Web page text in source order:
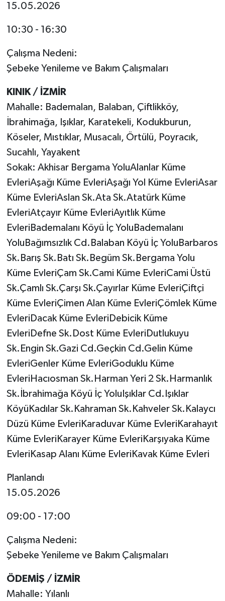
15.05.2026
10:30 - 16:30
Çalışma Nedeni:
Şebeke Yenileme ve Bakım Çalışmaları
KINIK / İZMİR
Mahalle: Bademalan, Balaban, Çiftlikköy,
İbrahimağa, Işıklar, Karatekeli, Kodukburun,
Köseler, Mıstıklar, Musacalı, Örtülü, Poyracık,
Sucahlı, Yayakent
Sokak: Akhisar Bergama YoluAlanlar Küme
EvleriAşağı Küme EvleriAşağı Yol Küme EvleriAsar
Küme EvleriAslan Sk.Ata Sk.Atatürk Küme
EvleriAtçayır Küme EvleriAyıtlık Küme
EvleriBademalanı Köyü İç YoluBademalanı
YoluBağımsızlık Cd.Balaban Köyü İç YoluBarbaros
Sk.Barış Sk.Batı Sk.Begüm Sk.Bergama Yolu
Küme EvleriÇam Sk.Cami Küme EvleriCami Üstü
Sk.Çamlı Sk.Çarşı Sk.Çayırlar Küme EvleriÇiftçi
Küme EvleriÇimen Alan Küme EvleriÇömlek Küme
EvleriDacak Küme EvleriDebicik Küme
EvleriDefne Sk.Dost Küme EvleriDutlukuyu
Sk.Engin Sk.Gazi Cd.Geçkin Cd.Gelin Küme
EvleriGenler Küme EvleriGoduklu Küme
EvleriHacıosman Sk.Harman Yeri 2 Sk.Harmanlık
Sk.İbrahimağa Köyü İç YoluIşıklar Cd.Işıklar
KöyüKadılar Sk.Kahraman Sk.Kahveler Sk.Kalaycı
Düzü Küme EvleriKaraduvar Küme EvleriKarahayıt
Küme EvleriKarayer Küme EvleriKarşıyaka Küme
EvleriKasap Alanı Küme EvleriKavak Küme Evleri
Planlandı
15.05.2026
09:00 - 17:00
Çalışma Nedeni:
Şebeke Yenileme ve Bakım Çalışmaları
ÖDEMİŞ / İZMİR
Mahalle: Yılanlı